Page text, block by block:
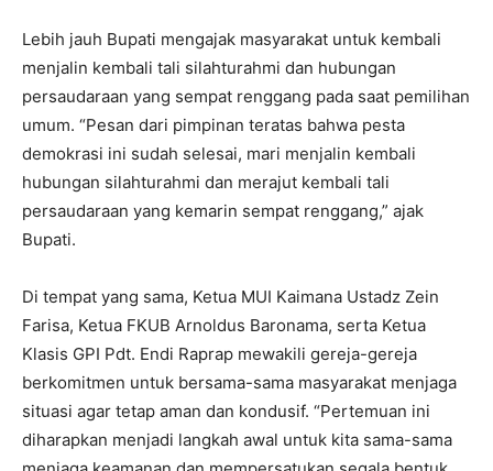
Lebih jauh Bupati mengajak masyarakat untuk kembali
menjalin kembali tali silahturahmi dan hubungan
persaudaraan yang sempat renggang pada saat pemilihan
umum. “Pesan dari pimpinan teratas bahwa pesta
demokrasi ini sudah selesai, mari menjalin kembali
hubungan silahturahmi dan merajut kembali tali
persaudaraan yang kemarin sempat renggang,” ajak
Bupati.
Di tempat yang sama, Ketua MUI Kaimana Ustadz Zein
Farisa, Ketua FKUB Arnoldus Baronama, serta Ketua
Klasis GPI Pdt. Endi Raprap mewakili gereja-gereja
berkomitmen untuk bersama-sama masyarakat menjaga
situasi agar tetap aman dan kondusif. “Pertemuan ini
diharapkan menjadi langkah awal untuk kita sama-sama